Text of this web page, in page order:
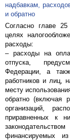
надбавкам,
и обратно
Согласно главе
целях
расходы:
– расходы на
отпуска,
Федерации, а
работников и лиц,
месту
обратно (включая
организаций,
приравненных к
финансируемых